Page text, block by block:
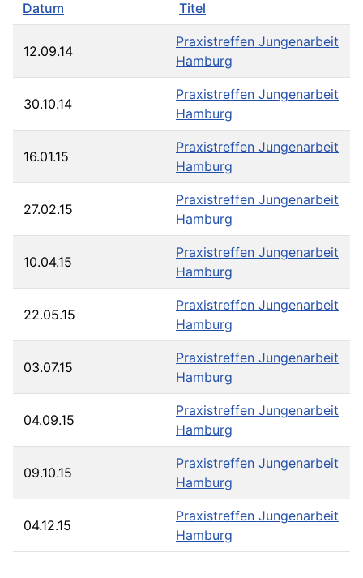
Datum Titel
12.09.14
Praxistreffen Jungenarbeit
Hamburg
30.10.14
Praxistreffen Jungenarbeit
Hamburg
16.01.15
Praxistreffen Jungenarbeit
Hamburg
27.02.15
Praxistreffen Jungenarbeit
Hamburg
10.04.15
Praxistreffen Jungenarbeit
Hamburg
22.05.15
Praxistreffen Jungenarbeit
Hamburg
03.07.15
Praxistreffen Jungenarbeit
Hamburg
04.09.15
Praxistreffen Jungenarbeit
Hamburg
09.10.15
Praxistreffen Jungenarbeit
Hamburg
04.12.15
Praxistreffen Jungenarbeit
Hamburg